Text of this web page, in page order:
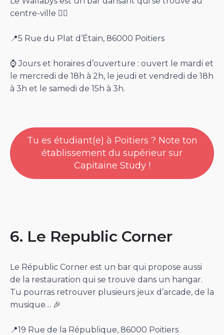
centre-ville 👯‍♀️
📍5 Rue du Plat d’Étain, 86000 Poitiers
⌚️ Jours et horaires d’ouverture : ouvert le mardi et
le mercredi de 18h à 2h, le jeudi et vendredi de 18h
à 3h et le samedi de 15h à 3h.
Tu es étudiant(e) à Poitiers ? Note ton
établissement du supérieur sur
Capitaine Study !
6. Le Republic Corner
Le Républic Corner est un bar qui propose aussi
de la restauration qui se trouve dans un hangar.
Tu pourras retrouver plusieurs jeux d’arcade, de la
musique… 🎉
📍19 Rue de la République, 86000 Poitiers